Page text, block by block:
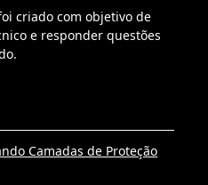
criado com objetivo de
e responder questões
Camadas de Proteção